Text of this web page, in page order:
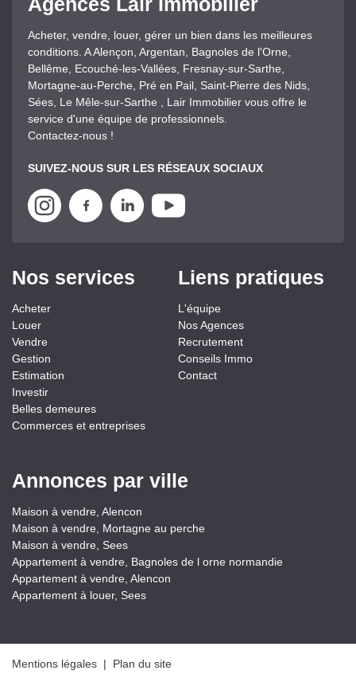
Acheter, vendre, louer, gérer un bien dans les meilleures
conditions. A Alençon, Argentan, Bagnoles de l'Orne,
Bellême, Ecouché-les-Vallées, Fresnay-sur-Sarthe,
Mortagne-au-Perche, Pré en Pail, Saint-Pierre des Nids,
Sées, Le Mêle-sur-Sarthe , Lair Immobilier vous offre le
service d'une équipe de professionnels.
Contactez-nous !
SUIVEZ-NOUS SUR LES RÉSEAUX SOCIAUX
Nos services
Acheter
Louer
Vendre
Gestion
Estimation
Investir
Belles demeures
Commerces et entreprises
Liens pratiques
L'équipe
Nos Agences
Recrutement
Conseils Immo
Contact
Annonces par ville
Maison à vendre, Alencon
Maison à vendre, Mortagne au perche
Maison à vendre, Sees
Appartement à vendre, Bagnoles de l orne normandie
Appartement à vendre, Alencon
Appartement à louer, Sees
Mentions légales | Plan du site